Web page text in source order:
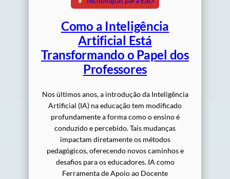
Como a Inteligência
Artificial Está
Transformando o Papel dos
Professores
Nos últimos anos, a introdução da Inteligência
Artificial (IA) na educação tem modificado
profundamente a forma como o ensino é
conduzido e percebido. Tais mudanças
impactam diretamente os métodos
pedagógicos, oferecendo novos caminhos e
desafios para os educadores. IA como
Ferramenta de Apoio ao Docente